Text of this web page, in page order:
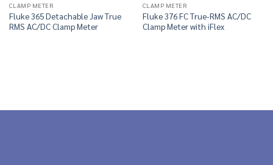
CLAMP METER
Fluke 365 Detachable Jaw True
RMS AC/DC Clamp Meter
CLAMP METER
Fluke 376 FC True-RMS AC/DC
Clamp Meter with iFlex